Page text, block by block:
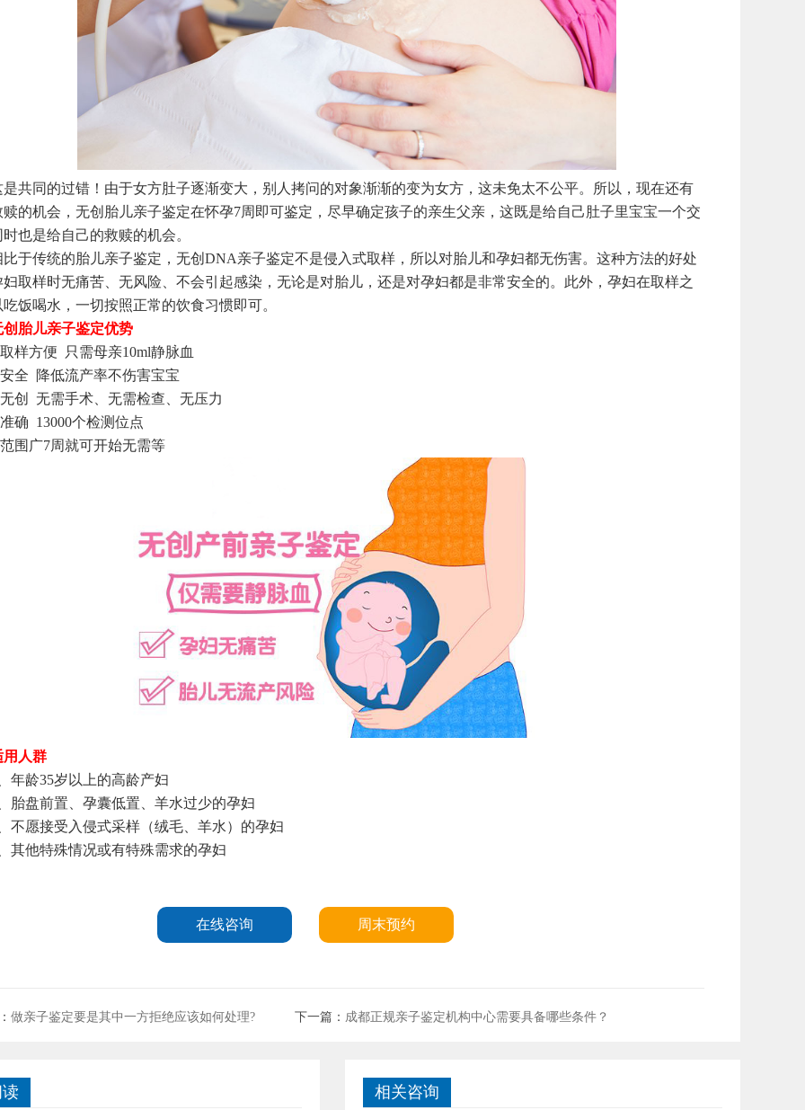
同的过错！由于女方肚子逐渐变大，别人拷问的对象渐渐的变为女方，这未免太不公平。所以，现在还有
赎的机会，无创胎儿亲子鉴定在怀孕7周即可鉴定，尽早确定孩子的亲生父亲，这既是给自己肚子里宝宝一个交
也是给自己的救赎的机会。
传统的胎儿亲子鉴定，无创DNA亲子鉴定不是侵入式取样，所以对胎儿和孕妇都无伤害。这种方法的好处
妇取样时无痛苦、无风险、不会引起感染，无论是对胎儿，还是对孕妇都是非常安全的。此外，孕妇在取样之
饭喝水，一切按照正常的饮食习惯即可。
儿亲子鉴定优势
方便 只需母亲10ml静脉血
降低流产率不伤害宝宝
无需手术、无需检查、无压力
13000个检测位点
广7周就可开始无需等
人群
龄35岁以上的高龄产妇
盘前置、孕囊低置、羊水过少的孕妇
愿接受入侵式采样（绒毛、羊水）的孕妇
他特殊情况或有特殊需求的孕妇
在线咨询 周末预约
做亲子鉴定要是其中一方拒绝应该如何处理? 下一篇： 成都正规亲子鉴定机构中心需要具备哪些条件？
相关咨询